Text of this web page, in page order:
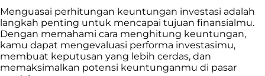
Menguasai perhitungan keuntungan investasi adalah
langkah penting untuk mencapai tujuan finansialmu.
Dengan memahami cara menghitung keuntungan,
kamu dapat mengevaluasi performa investasimu,
membuat keputusan yang lebih cerdas, dan
memaksimalkan potensi keuntunganmu di pasar